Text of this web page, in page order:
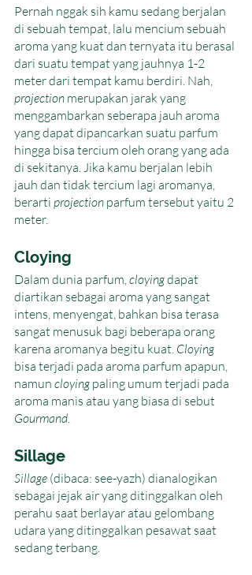
Pernah nggak sih kamu sedang berjalan
di sebuah tempat, lalu mencium sebuah
aroma yang kuat dan ternyata itu berasal
dari suatu tempat yang jauhnya 1-2
meter dari tempat kamu berdiri. Nah,
projection merupakan jarak yang
menggambarkan seberapa jauh aroma
yang dapat dipancarkan suatu parfum
hingga bisa tercium oleh orang yang ada
di sekitanya. Jika kamu berjalan lebih
jauh dan tidak tercium lagi aromanya,
berarti projection parfum tersebut yaitu 2
meter.
Cloying
Dalam dunia parfum, cloying dapat
diartikan sebagai aroma yang sangat
intens, menyengat, bahkan bisa terasa
sangat menusuk bagi beberapa orang
karena aromanya begitu kuat. Cloying
bisa terjadi pada aroma parfum apapun,
namun cloying paling umum terjadi pada
aroma manis atau yang biasa di sebut
Gourmand.
Sillage
Sillage (dibaca: see-yazh) dianalogikan
sebagai jejak air yang ditinggalkan oleh
perahu saat berlayar atau gelombang
udara yang ditinggalkan pesawat saat
sedang terbang.